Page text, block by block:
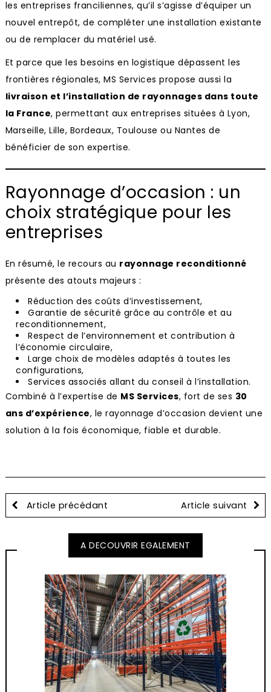
les entreprises franciliennes, qu’il s’agisse d’équiper un
nouvel entrepôt, de compléter une installation existante
ou de remplacer du matériel usé.
Et parce que les besoins en logistique dépassent les
frontières régionales, MS Services propose aussi la
livraison et l’installation de rayonnages dans toute
la France, permettant aux entreprises situées à Lyon,
Marseille, Lille, Bordeaux, Toulouse ou Nantes de
bénéficier de son expertise.
Rayonnage d’occasion : un
choix stratégique pour les
entreprises
En résumé, le recours au rayonnage reconditionné
présente des atouts majeurs :
Réduction des coûts d’investissement,
Garantie de sécurité grâce au contrôle et au
reconditionnement,
Respect de l’environnement et contribution à
l’économie circulaire,
Large choix de modèles adaptés à toutes les
configurations,
Services associés allant du conseil à l’installation.
Combiné à l’expertise de MS Services, fort de ses 30
ans d’expérience, le rayonnage d’occasion devient une
solution à la fois économique, fiable et durable.
Article précédant Article suivant
A DECOUVRIR EGALEMENT